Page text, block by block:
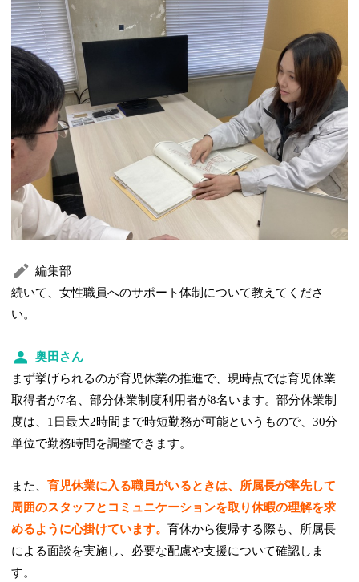
編集部
続いて、女性職員へのサポート体制について教えてくださ
い。
奥田さん
まず挙げられるのが育児休業の推進で、現時点では育児休業
取得者が7名、部分休業制度利用者が8名います。部分休業制
度は、1日最大2時間まで時短勤務が可能というもので、30分
単位で勤務時間を調整できます。
また、育児休業に入る職員がいるときは、所属長が率先して
周囲のスタッフとコミュニケーションを取り休暇の理解を求
めるように心掛けています。育休から復帰する際も、所属長
による面談を実施し、必要な配慮や支援について確認しま
す。